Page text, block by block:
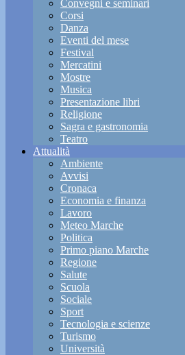
Convegni e seminari
Corsi
Danza
Eventi del mese
Festival
Mercatini
Mostre
Musica
Presentazione libri
Religione
Sagra e gastronomia
Teatro
Attualità
Ambiente
Avvisi
Cronaca
Economia e finanza
Lavoro
Meteo Marche
Politica
Primo piano Marche
Regione
Salute
Scuola
Sociale
Sport
Tecnologia e scienze
Turismo
Università